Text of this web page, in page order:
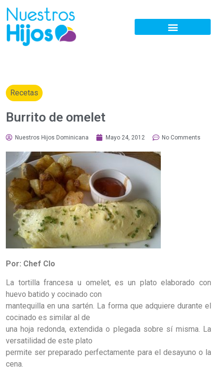
Recetas
Burrito de omelet
Nuestros Hijos Dominicana Mayo 24, 2012 No Comments
Por: Chef Clo
La tortilla francesa u omelet, es un plato elaborado con
huevo batido y cocinado con
mantequilla en una sartén. La forma que adquiere durante el
cocinado es similar al de
una hoja redonda, extendida o plegada sobre sí misma. La
versatilidad de este plato
permite ser preparado perfectamente para el desayuno o la
cena.